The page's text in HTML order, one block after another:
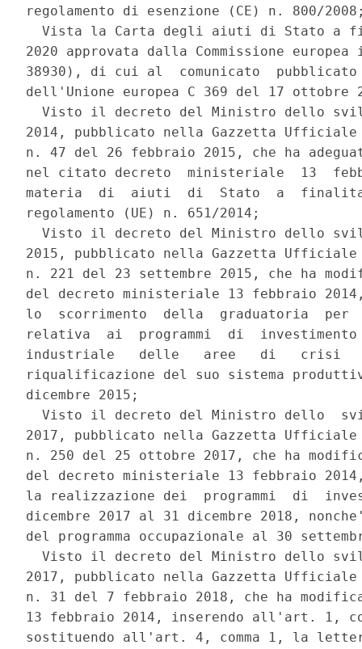
regolamento di esenzione (CE) n. 800/
Vista la Carta degli aiuti di Stato a
2020 approvata dalla Commissione
38930), di cui al  comunicato
dell'Unione europea C 369 del 17 ottobre
Visto il decreto del Ministro dello
2014, pubblicato nella Gazzetta
n. 47 del 26 febbraio 2015, che ha
nel citato decreto  ministeriale  13
materia  di  aiuti  di  Stato  a
regolamento (UE) n. 651/2014;
Visto il decreto del Ministro dello
2015, pubblicato nella Gazzetta
n. 221 del 23 settembre 2015, che ha
del decreto ministeriale 13 febbraio
lo  scorrimento  della  graduatoria
relativa  ai  programmi  di
industriale   delle   aree   di   crisi
riqualificazione del suo sistema
dicembre 2015;
Visto il decreto del Ministro dello
2017, pubblicato nella Gazzetta
n. 250 del 25 ottobre 2017, che ha
del decreto ministeriale 13 febbraio
la realizzazione dei  programmi  di
dicembre 2017 al 31 dicembre 2018,
del programma occupazionale al 30
Visto il decreto del Ministro dello
2017, pubblicato nella Gazzetta
n. 31 del 7 febbraio 2018, che ha
13 febbraio 2014, inserendo all'art. 1,
sostituendo all'art. 4, comma 1, la